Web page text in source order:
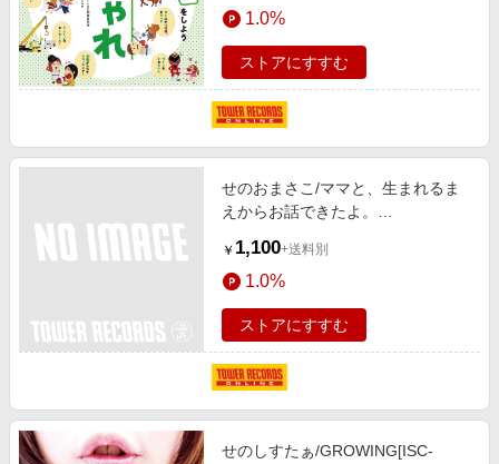
1.0%
ストアにすすむ
せのおまさこ/ママと、生まれるま
えからお話できたよ。
￥ 1,100+送料別
1.0%
ストアにすすむ
せのしすたぁ/GROWING[ISC-